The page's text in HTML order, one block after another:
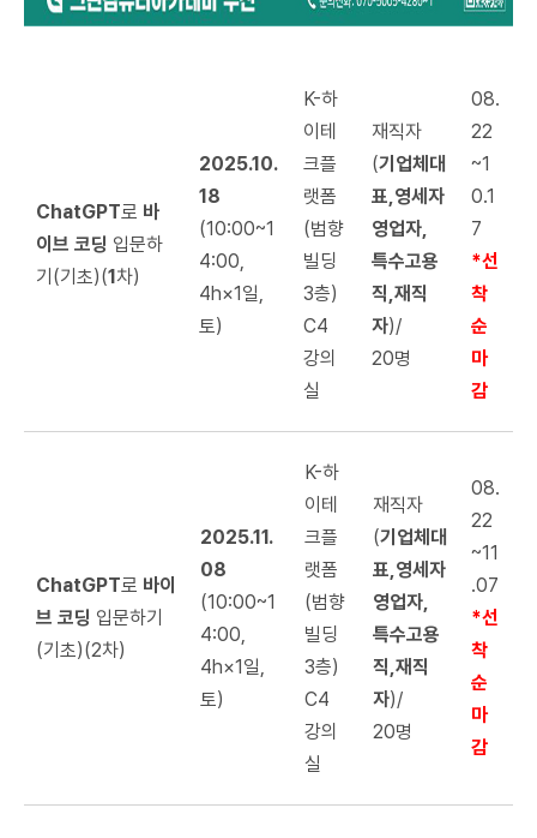
ChatGPT로 바
이브 코딩 입문하
기(기초)(1차)
2025.10.
18
(10:00~1
4:00,
4h×1일,
토)
K-하
이테
크플
랫폼
(범향
빌딩
3층)
C4
강의
실
재직자
(기업체대
표,영세자
영업자,
특수고용
직,재직
자)/
20명
08.
22
~1
0.1
7
*선
착
순
마
감
ChatGPT로 바이
브 코딩 입문하기
(기초)(2차)
2025.11.
08
(10:00~1
4:00,
4h×1일,
토)
K-하
이테
크플
랫폼
(범향
빌딩
3층)
C4
강의
실
재직자
(기업체대
표,영세자
영업자,
특수고용
직,재직
자)/
20명
08.
22
~11
.07
*선
착
순
마
감